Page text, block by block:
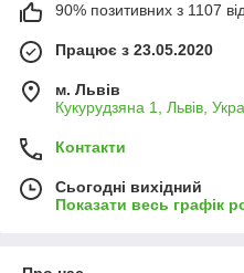
90% позитивних з 1107
Працює з 23.05.2020
м. Львів
Кукурудзяна 1, Львів,
Контакти
Сьогодні вихідний
Показати весь графік